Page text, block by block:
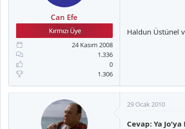
Can Efe
24 Kasım 2008
1.336
0
1.306
Haldun Üstünel
29 Ocak 2010
Cevap: Ya